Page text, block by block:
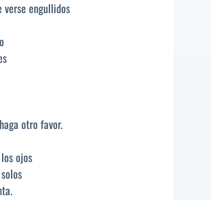
verse engullidos
otro favor.
ojos